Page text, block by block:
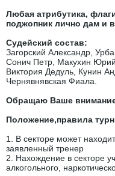
Любая атрибутика,
поджопник лично дам и
Судейский состав:
Загорский Александр,
Сонич Петр, Макухин
Виктория Дедуль, Кунин
Чернявнявская Фиала.
Обращаю Ваше
Положение,правила
1. В секторе может
заявленный тренер
2. Нахождение в секторе
алкогольного,